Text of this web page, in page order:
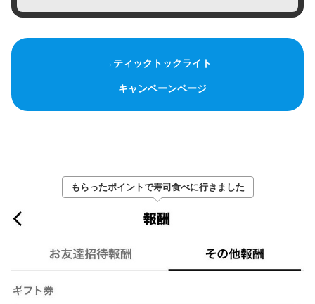
→ティックトックライト
キャンペーンページ
もらったポイントで寿司食べに行きました